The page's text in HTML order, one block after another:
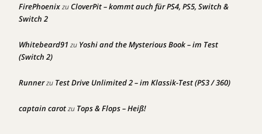
FirePhoenixzuCloverPit – kommt auch für PS4, PS5, Switch &
Switch 2
Whitebeard91 zu Yoshi and the Mysterious Book – im Test
(Switch 2)
Runnerzu Test Drive Unlimited 2 – im Klassik-Test (PS3 / 360)
captain carotzu Tops & Flops – Heiß!